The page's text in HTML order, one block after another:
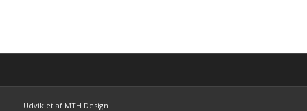
Udviklet af MTH Design